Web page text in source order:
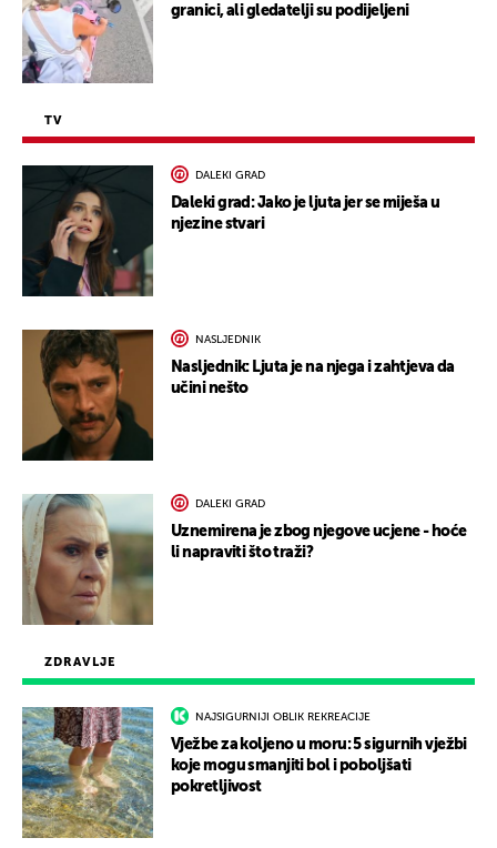
ZDRAVLJE
NAJSIGURNIJI OBLIK REKREACIJE
Vježbe za koljeno u moru: 5 sigurnih vježbi
koje mogu smanjiti bol i poboljšati
pokretljivost
granici, ali gledatelji su podijeljeni
TV
DALEKI GRAD
Daleki grad: Jako je ljuta jer se miješa u
njezine stvari
NASLJEDNIK
Nasljednik: Ljuta je na njega i zahtjeva da
učini nešto
DALEKI GRAD
Uznemirena je zbog njegove ucjene - hoće
li napraviti što traži?